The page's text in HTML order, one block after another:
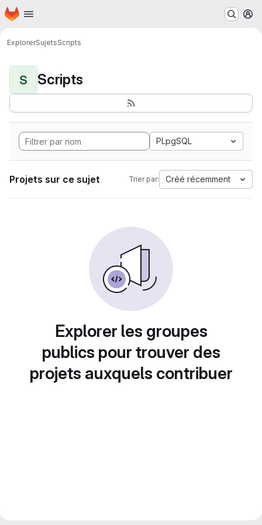
Passer au contenu principal
Page d'accueil
ExplorerSujetsScripts
S Scripts
PLpgSQL
Projets sur ce sujet Trier par: Créé récemment
Explorer les groupes
publics pour trouver des
projets auxquels contribuer